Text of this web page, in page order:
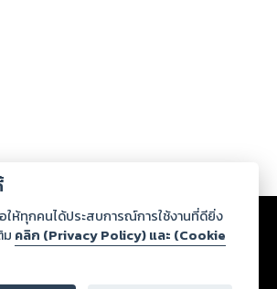
า ดาวน์โหลด
ทางปัญญาของบุคคลอื่นหรือ
อให้ทุกคนได้ประสบการณ์การใช้งานที่ดียิ่ง
ม คลิก (Privacy Policy) และ (Cookie